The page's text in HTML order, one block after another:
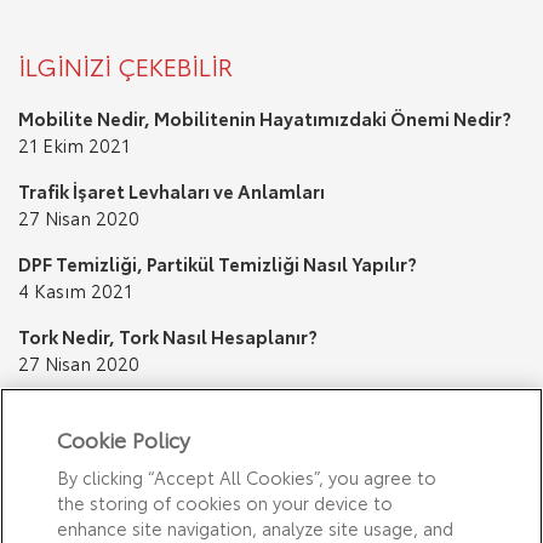
İLGİNİZİ ÇEKEBİLİR
Mobilite Nedir, Mobilitenin Hayatımızdaki Önemi Nedir?
21 Ekim 2021
Trafik İşaret Levhaları ve Anlamları
27 Nisan 2020
DPF Temizliği, Partikül Temizliği Nasıl Yapılır?
4 Kasım 2021
Tork Nedir, Tork Nasıl Hesaplanır?
27 Nisan 2020
20 Ocak 2020
Cookie Policy
By clicking “Accept All Cookies”, you agree to
the storing of cookies on your device to
enhance site navigation, analyze site usage, and